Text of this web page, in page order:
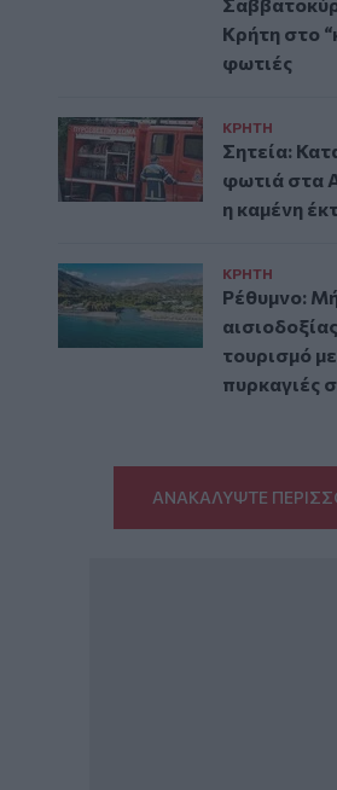
Κρήτη στο
φωτιές
ΚΡΗΤΗ
Σητεία:
φωτιά στα
η καμένη
ΚΡΗΤΗ
Ρέθυμνο:
τουρισμό
πυρκαγιές
ΑΝΑΚΑΛΥΨΤΕ